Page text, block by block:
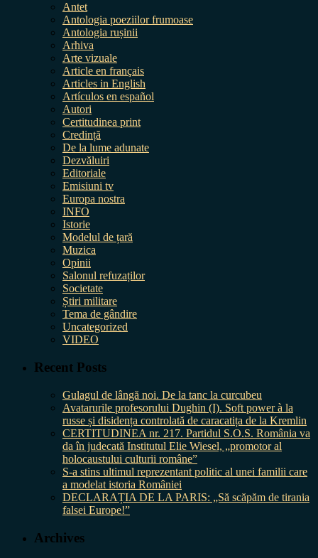
Antet
Antologia poeziilor frumoase
Antologia rușinii
Arhiva
Arte vizuale
Article en français
Articles in English
Artículos en español
Autori
Certitudinea print
Credință
De la lume adunate
Dezvăluiri
Editoriale
Emisiuni tv
Europa nostra
INFO
Istorie
Modelul de țară
Muzica
Opinii
Salonul refuzaților
Societate
Știri militare
Tema de gândire
Uncategorized
VIDEO
Recent Posts
Gulagul de lângă noi. De la tanc la curcubeu
Avatarurile profesorului Dughin (I). Soft power à la
russe și disidența controlată de caracatița de la Kremlin
CERTITUDINEA nr. 217. Partidul S.O.S. România va
da în judecată Institutul Elie Wiesel, „promotor al
holocaustului culturii române”
S-a stins ultimul reprezentant politic al unei familii care
a modelat istoria României
DECLARAȚIA DE LA PARIS: „Să scăpăm de tirania
falsei Europe!”
Archives